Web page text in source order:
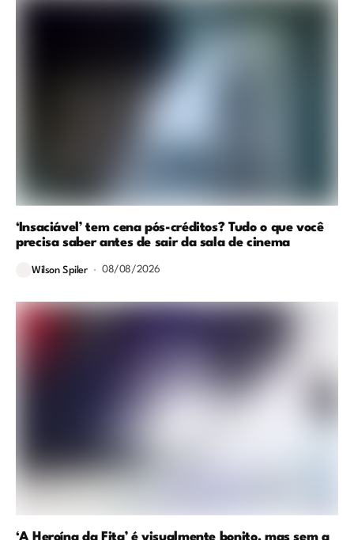
‘Insaciável’ tem cena pós-créditos? Tudo o que você
precisa saber antes de sair da sala de cinema
Wilson Spiler 08/08/2026
‘A Heroína da Fita’ é visualmente bonito, mas sem a